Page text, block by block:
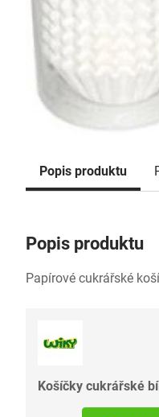
Popis produktu
Popis produktu
Papírové cukrářské
Košíčky cukrářské